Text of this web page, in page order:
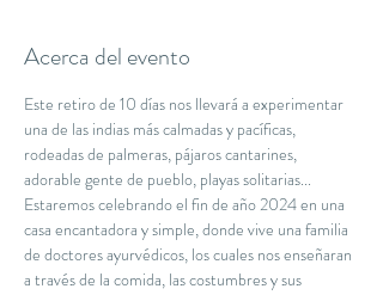
Acerca del evento
Este retiro de 10 días nos llevará a experimentar
una de las indias más calmadas y pacíficas,
rodeadas de palmeras, pájaros cantarines,
adorable gente de pueblo, playas solitarias...
Estaremos celebrando el fin de año 2024 en una
casa encantadora y simple, donde vive una familia
de doctores ayurvédicos, los cuales nos enseñaran
a través de la comida, las costumbres y sus